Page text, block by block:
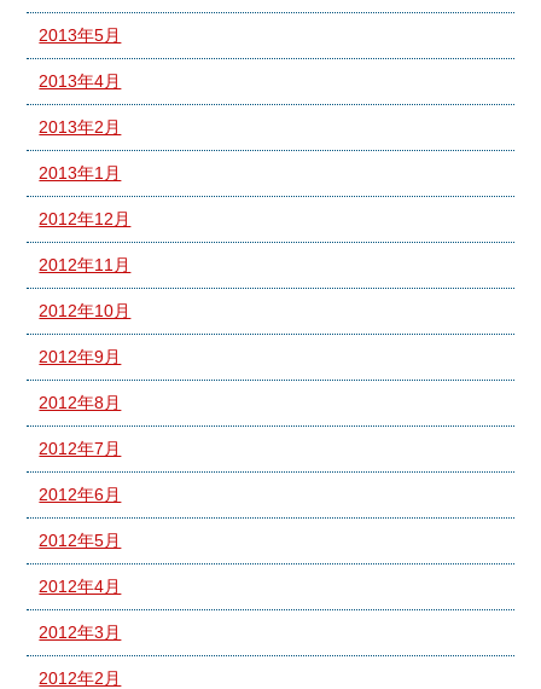
2013年5月
2013年4月
2013年2月
2013年1月
2012年12月
2012年11月
2012年10月
2012年9月
2012年8月
2012年7月
2012年6月
2012年5月
2012年4月
2012年3月
2012年2月